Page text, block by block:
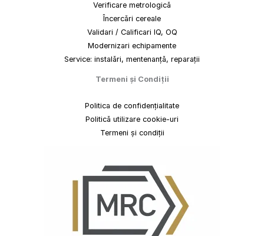
Verificare metrologică
Încercări cereale
Validari / Calificari IQ, OQ
Modernizari echipamente
Service: instalări, mentenanță, reparații
Termeni și Condiții
Politica de confidențialitate
Politică utilizare cookie-uri
Termeni și condiții